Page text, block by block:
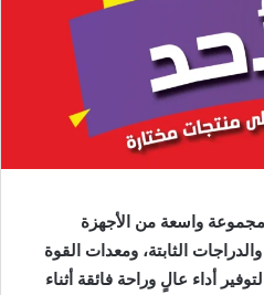
واسعة من الأجهزة
الثابتة، ومعدات القوة
أداء عالٍ وراحة فائقة أثناء